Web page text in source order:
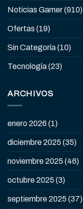
Noticias Gamer(910)
Ofertas (19)
Sin Categoría(10)
Tecnología(23)
ARCHIVOS
enero 2026 (1)
diciembre 2025 (35)
noviembre 2025 (46)
octubre 2025 (3)
septiembre 2025 (37)